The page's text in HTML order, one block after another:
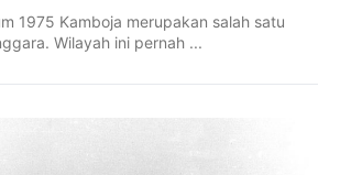
1975 Kamboja merupakan salah satu
Wilayah ini pernah ...